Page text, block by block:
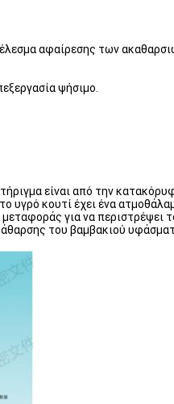
αφαίρεσης των
ψήσιμο.
είναι από την
κουτί έχει ένα
για να
του βαμβακιού